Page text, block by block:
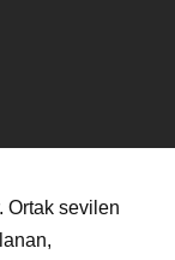
Ortak sevilen